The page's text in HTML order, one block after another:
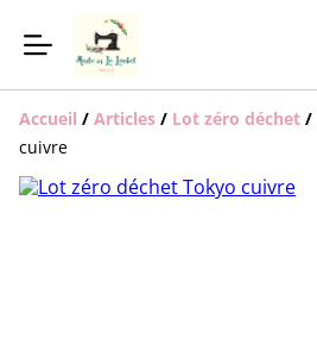
Accueil / Articles / Lot zéro déchet /
cuivre